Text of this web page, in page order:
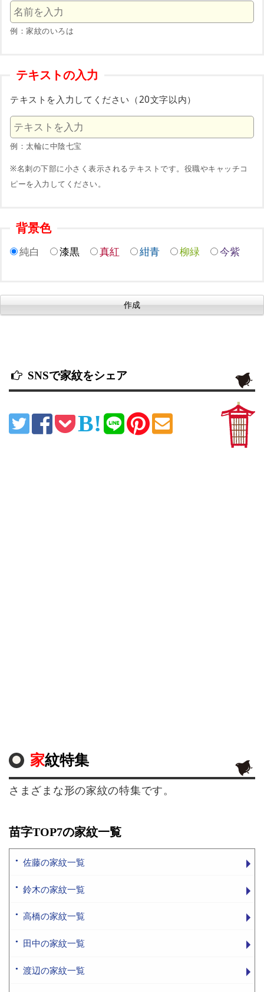
例：家紋のいろは
テキストの入力
テキストを入力してください（20文字以内）
例：太輪に中陰七宝
※名刺の下部に小さく表示されるテキストです。役職やキャッチコ
ピーを入力してください。
背景色
純白 漆黒 真紅 紺青 柳緑 今紫
SNSで家紋をシェア
家紋特集
さまざまな形の家紋の特集です。
苗字TOP7の家紋一覧
佐藤の家紋一覧
鈴木の家紋一覧
高橋の家紋一覧
田中の家紋一覧
渡辺の家紋一覧